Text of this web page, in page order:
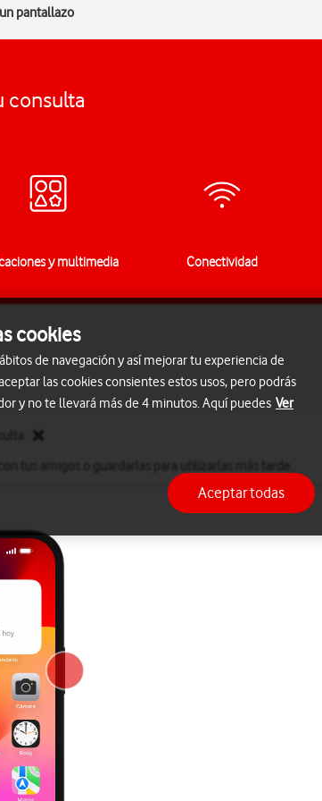
pantallazo
consulta
y multimedia Conectividad
cookies
de navegación y así mejorar tu experiencia de
las cookies consientes estos usos, pero podrás
y no te llevará más de 4 minutos. Aquí puedes Ver
Aceptar todas